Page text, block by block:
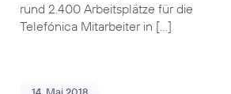
rund 2.400 Arbeitsplätze für die
Telefónica Mitarbeiter in […]